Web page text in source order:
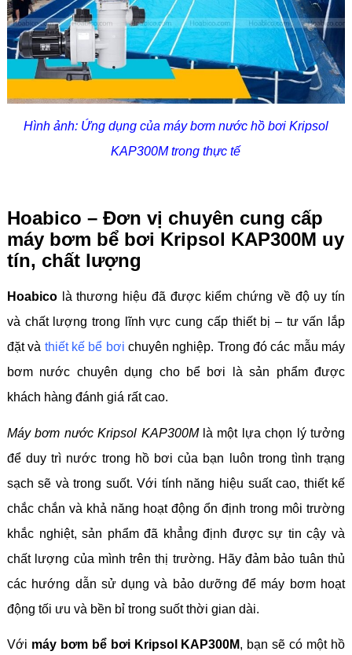
Hình ảnh: Ứng dụng của máy bơm nước hồ bơi Kripsol
KAP300M trong thực tế
Hoabico – Đơn vị chuyên cung cấp
máy bơm bể bơi Kripsol KAP300M uy
tín, chất lượng
Hoabicolà thương hiệu đã được kiểm chứng về độ uy tín
và chất lượng trong lĩnh vực cung cấp thiết bị – tư vấn lắp
đặt và thiết kế bể bơi chuyên nghiệp. Trong đó các mẫu máy
bơm nước chuyên dụng cho bể bơi là sản phẩm được
khách hàng đánh giá rất cao.
Máy bơm nước Kripsol KAP300Mlà một lựa chọn lý tưởng
để duy trì nước trong hồ bơi của bạn luôn trong tình trạng
sạch sẽ và trong suốt. Với tính năng hiệu suất cao, thiết kế
chắc chắn và khả năng hoạt động ổn định trong môi trường
khắc nghiệt, sản phẩm đã khẳng định được sự tin cậy và
chất lượng của mình trên thị trường. Hãy đảm bảo tuân thủ
các hướng dẫn sử dụng và bảo dưỡng để máy bơm hoạt
động tối ưu và bền bỉ trong suốt thời gian dài.
Với máy bơm bể bơi Kripsol KAP300M, bạn sẽ có một hồ